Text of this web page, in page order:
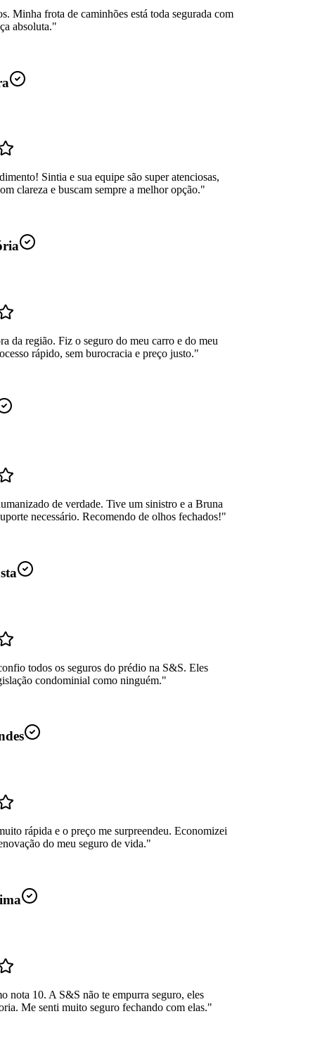
Minha frota de caminhões está toda segurada com
absoluta."
Sintia e sua equipe são super atenciosas,
clareza e buscam sempre a melhor opção."
da região. Fiz o seguro do meu carro e do meu
rápido, sem burocracia e preço justo."
de verdade. Tive um sinistro e a Bruna
necessário. Recomendo de olhos fechados!"
todos os seguros do prédio na S&S. Eles
condominial como ninguém."
rápida e o preço me surpreendeu. Economizei
do meu seguro de vida."
nota 10. A S&S não te empurra seguro, eles
Me senti muito seguro fechando com elas."